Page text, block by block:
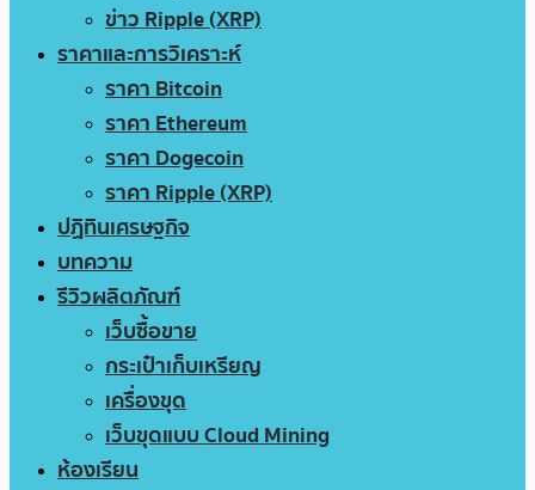
ข่าว Ripple (XRP)
ราคาและการวิเคราะห์
ราคา Bitcoin
ราคา Ethereum
ราคา Dogecoin
ราคา Ripple (XRP)
ปฏิทินเศรษฐกิจ
บทความ
รีวิวผลิตภัณฑ์
เว็บซื้อขาย
กระเป๋าเก็บเหรียญ
เครื่องขุด
เว็บขุดแบบ Cloud Mining
ห้องเรียน